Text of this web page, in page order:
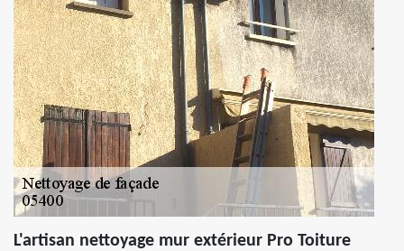
L'artisan nettoyage mur extérieur Pro Toiture